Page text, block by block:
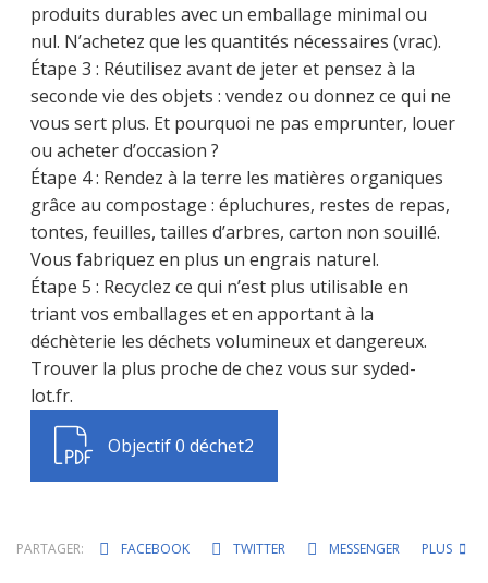
produits durables avec un emballage minimal ou
nul. N’achetez que les quantités nécessaires (vrac).
Étape 3 : Réutilisez avant de jeter et pensez à la
seconde vie des objets : vendez ou donnez ce qui ne
vous sert plus. Et pourquoi ne pas emprunter, louer
ou acheter d’occasion ?
Étape 4 : Rendez à la terre les matières organiques
grâce au compostage : épluchures, restes de repas,
tontes, feuilles, tailles d’arbres, carton non souillé.
Vous fabriquez en plus un engrais naturel.
Étape 5 : Recyclez ce qui n’est plus utilisable en
triant vos emballages et en apportant à la
déchèterie les déchets volumineux et dangereux.
Trouver la plus proche de chez vous sur syded-
lot.fr.
Objectif 0 déchet2
PARTAGER: FACEBOOK TWITTER MESSENGER PLUS